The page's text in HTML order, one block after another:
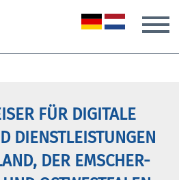
FÜR DIGITALE
DIENSTLEISTUNGEN
DER EMSCHER-